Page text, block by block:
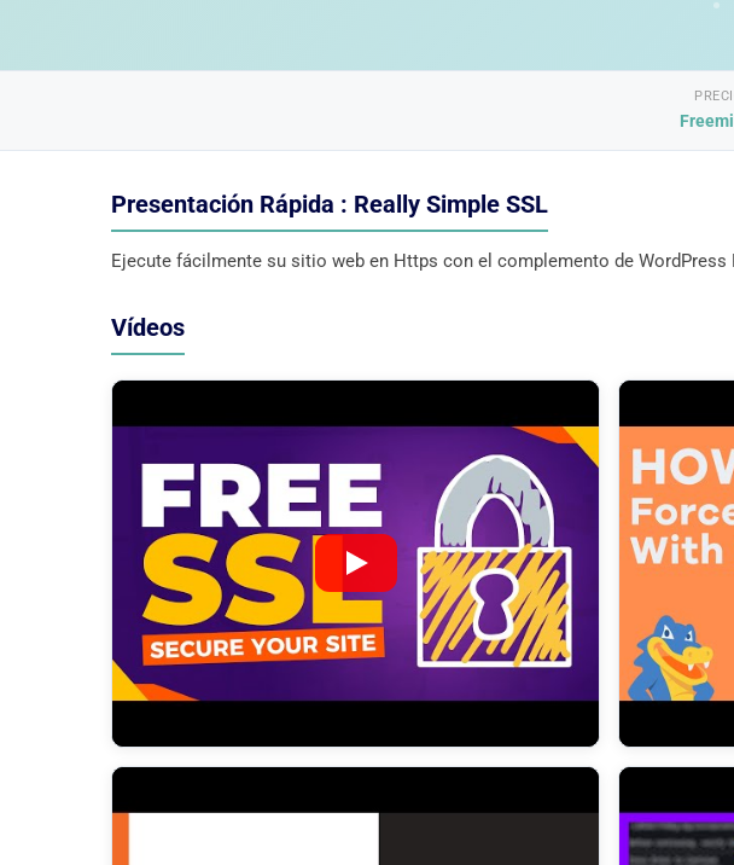
Presentación Rápida : Really Simple SSL
Ejecute fácilmente su sitio web en Https con el complemento de WordPress
Vídeos